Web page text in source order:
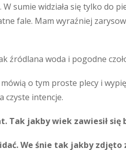
sumie widziała się tylko do
fale. Mam wyraźniej
źródlana woda i pogodne
o tym proste plecy i
czyste intencje.
Tak jakby wiek zawiesił
We śnie tak jakby zdjęto